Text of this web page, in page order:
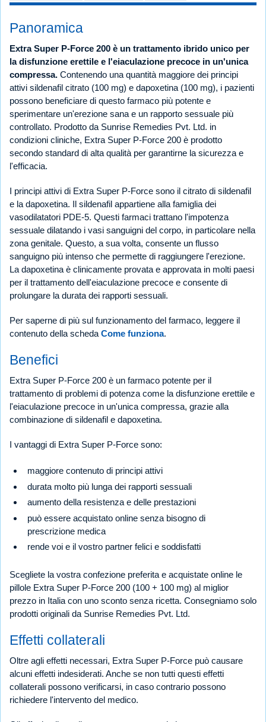
Panoramica
Extra Super P-Force 200 è un trattamento ibrido unico per
la disfunzione erettile e l'eiaculazione precoce in un'unica
compressa. Contenendo una quantità maggiore dei principi
attivi sildenafil citrato (100 mg) e dapoxetina (100 mg), i pazienti
possono beneficiare di questo farmaco più potente e
sperimentare un'erezione sana e un rapporto sessuale più
controllato. Prodotto da Sunrise Remedies Pvt. Ltd. in
condizioni cliniche, Extra Super P-Force 200 è prodotto
secondo standard di alta qualità per garantirne la sicurezza e
l'efficacia.
I principi attivi di Extra Super P-Force sono il citrato di sildenafil
e la dapoxetina. Il sildenafil appartiene alla famiglia dei
vasodilatatori PDE-5. Questi farmaci trattano l'impotenza
sessuale dilatando i vasi sanguigni del corpo, in particolare nella
zona genitale. Questo, a sua volta, consente un flusso
sanguigno più intenso che permette di raggiungere l'erezione.
La dapoxetina è clinicamente provata e approvata in molti paesi
per il trattamento dell'eiaculazione precoce e consente di
prolungare la durata dei rapporti sessuali.
Per saperne di più sul funzionamento del farmaco, leggere il
contenuto della scheda Come funziona.
Benefici
Extra Super P-Force 200 è un farmaco potente per il
trattamento di problemi di potenza come la disfunzione erettile e
l'eiaculazione precoce in un'unica compressa, grazie alla
combinazione di sildenafil e dapoxetina.
I vantaggi di Extra Super P-Force sono:
maggiore contenuto di principi attivi
durata molto più lunga dei rapporti sessuali
aumento della resistenza e delle prestazioni
può essere acquistato online senza bisogno di
prescrizione medica
rende voi e il vostro partner felici e soddisfatti
Scegliete la vostra confezione preferita e acquistate online le
pillole Extra Super P-Force 200 (100 + 100 mg) al miglior
prezzo in Italia con uno sconto senza ricetta. Consegniamo solo
prodotti originali da Sunrise Remedies Pvt. Ltd.
Effetti collaterali
Oltre agli effetti necessari, Extra Super P-Force può causare
alcuni effetti indesiderati. Anche se non tutti questi effetti
collaterali possono verificarsi, in caso contrario possono
richiedere l'intervento del medico.